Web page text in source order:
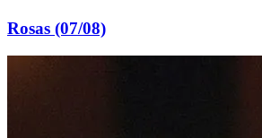
Rosas (07/08)